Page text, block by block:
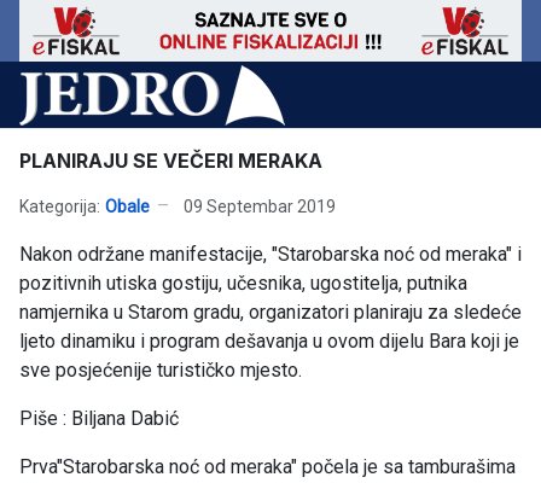
PLANIRAJU SE VEČERI MERAKA
Kategorija: Obale 09 Septembar 2019
Nakon održane manifestacije, "Starobarska noć od meraka" i
pozitivnih utiska gostiju, učesnika, ugostitelja, putnika
namjernika u Starom gradu, organizatori planiraju za sledeće
ljeto dinamiku i program dešavanja u ovom dijelu Bara koji je
sve posjećenije turističko mjesto.
Piše : Biljana Dabić
Prva"Starobarska noć od meraka" počela je sa tamburašima